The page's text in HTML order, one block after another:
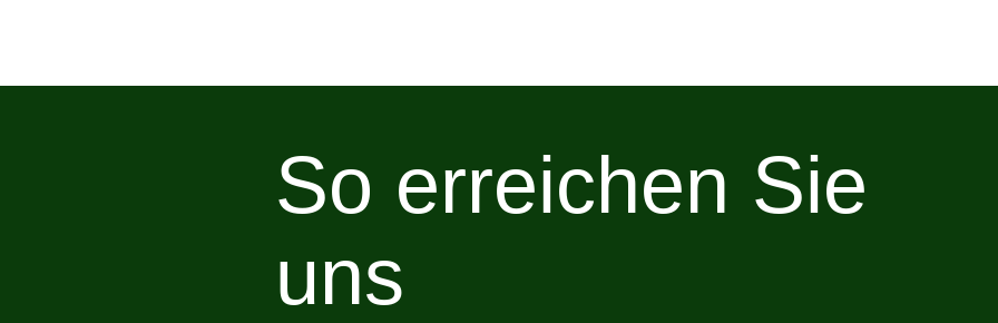
So erreichen Sie
uns